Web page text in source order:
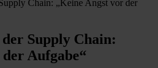
Chain: „Keine Angst vor der
Supply Chain:
Aufgabe“